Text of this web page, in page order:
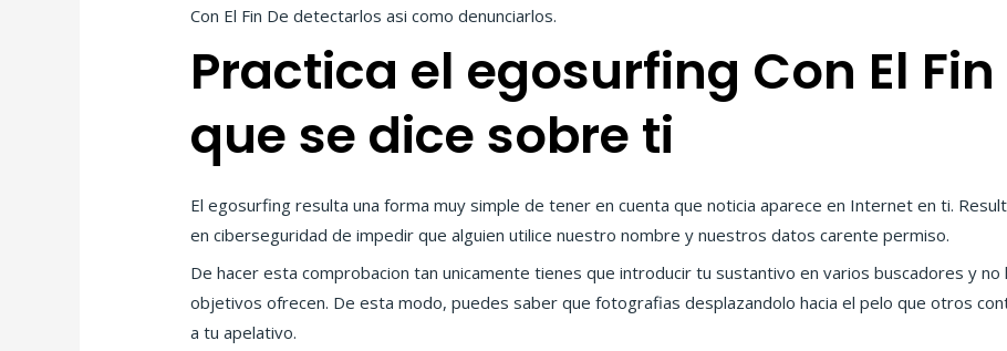
Con El Fin De detectarlos asi­ como denunciarlos.
Practica el egosurfing Con El
que se dice sobre ti
El egosurfing resulta una forma muy simple de tener en cuenta que noticia aparece en Internet en ti.
en ciberseguridad de impedir que alguien utilice nuestro nombre y nuestros datos carente permiso.
De hacer esta comprobacion tan unicamente tienes que introducir tu sustantivo en varios buscadores y
objetivos ofrecen. De esta modo, puedes saber que fotografias desplazandolo hacia el pelo que otros
a tu apelativo.